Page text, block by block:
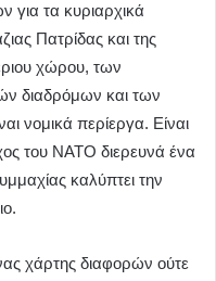
για τα κυριαρχικά
Πατρίδας και της
χώρου, των
διαδρόμων και των
νομικά περίεργα. Είναι
του ΝΑΤΟ διερευνά ένα
καλύπτει την
χάρτης διαφορών ούτε